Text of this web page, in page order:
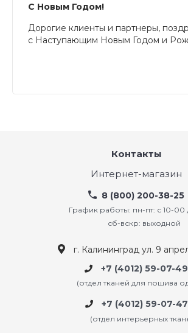
С Новым Годом!
Дорогие клиенты и партнеры,
с Наступающим Новым Годом и
Контакты
Интернет-магазин
8 (800) 200-38-25
График работы: пн-пт: с 10-00
сб-вскр: выходной
г. Калининград ул. 9
+7 (4012) 59-07-49
(отдел тканей для пошива
+7 (4012) 59-07-47
(отдел интерьерных